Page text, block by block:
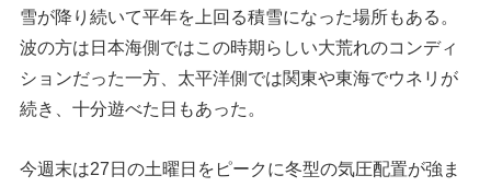
雪が降り続いて平年を上回る積雪になった場所もある。
波の方は日本海側ではこの時期らしい大荒れのコンディ
ションだった一方、太平洋側では関東や東海でウネリが
続き、十分遊べた日もあった。
今週末は27日の土曜日をピークに冬型の気圧配置が強ま